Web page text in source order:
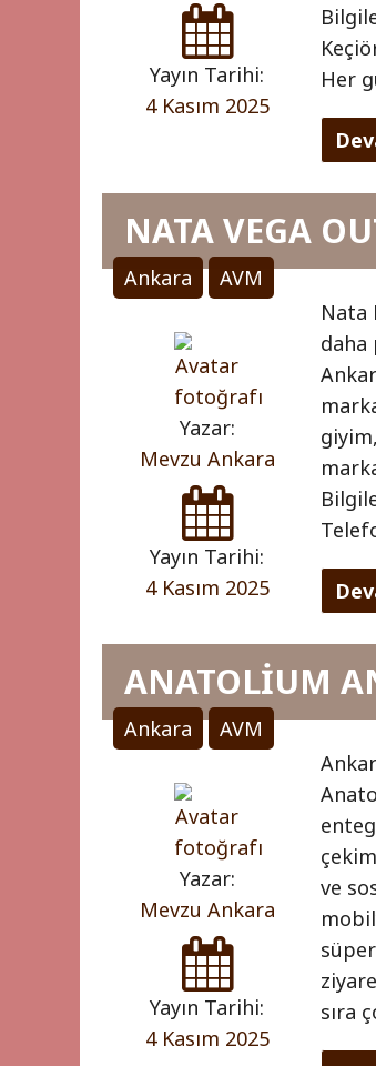
Yayın Tarihi:
4 Kasım 2025
Her
5
(1)"
Ankara AVM
NATA VEGA
Yazar:
Mevzu Ankara
Yayın Tarihi:
4 Kasım 2025
Nata
daha
0
(0) "
Ankara AVM
ANATOLİUM
Yazar:
Mevzu Ankara
Yayın Tarihi:
4 Kasım 2025
ve
sıra